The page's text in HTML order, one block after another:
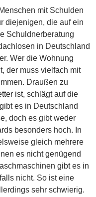
mit Schulden
diejenigen, die auf ein
Schuldnerberatung
in Deutschland
Wer die Wohnung
der muss vielfach mit
Draußen zu
ist, schlägt auf die
es in Deutschland
doch es gibt weder
besonders hoch. In
gleich mehrere
es nicht genügend
gibt es in
nicht. So ist eine
sehr schwierig.